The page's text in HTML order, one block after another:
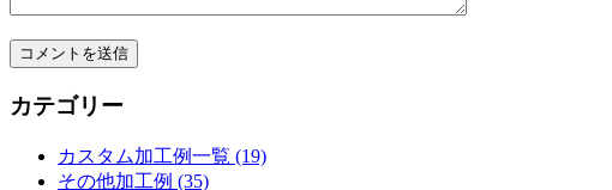
カテゴリー
カスタム加工例一覧 (19)
その他加工例 (35)